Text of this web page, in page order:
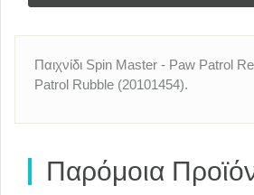
Παιχνίδι Spin Master - Paw Patrol
Patrol Rubble (20101454).
Παρόμοια